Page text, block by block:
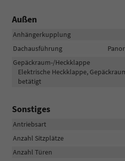
Außen
Anhängerkupplung
Dachausführung
Gepäckraum-/Heckklappe
Elektrische Heckklappe,
betätigt
Sonstiges
Antriebsart
Anzahl Sitzplätze
Anzahl Türen